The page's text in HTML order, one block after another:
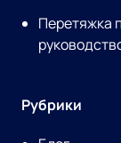
Перетяжка
Рубрики